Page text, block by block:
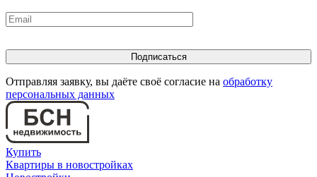
Отправляя заявку, вы даёте своё согласие на обработку
персональных данных
Купить
Квартиры в новостройках